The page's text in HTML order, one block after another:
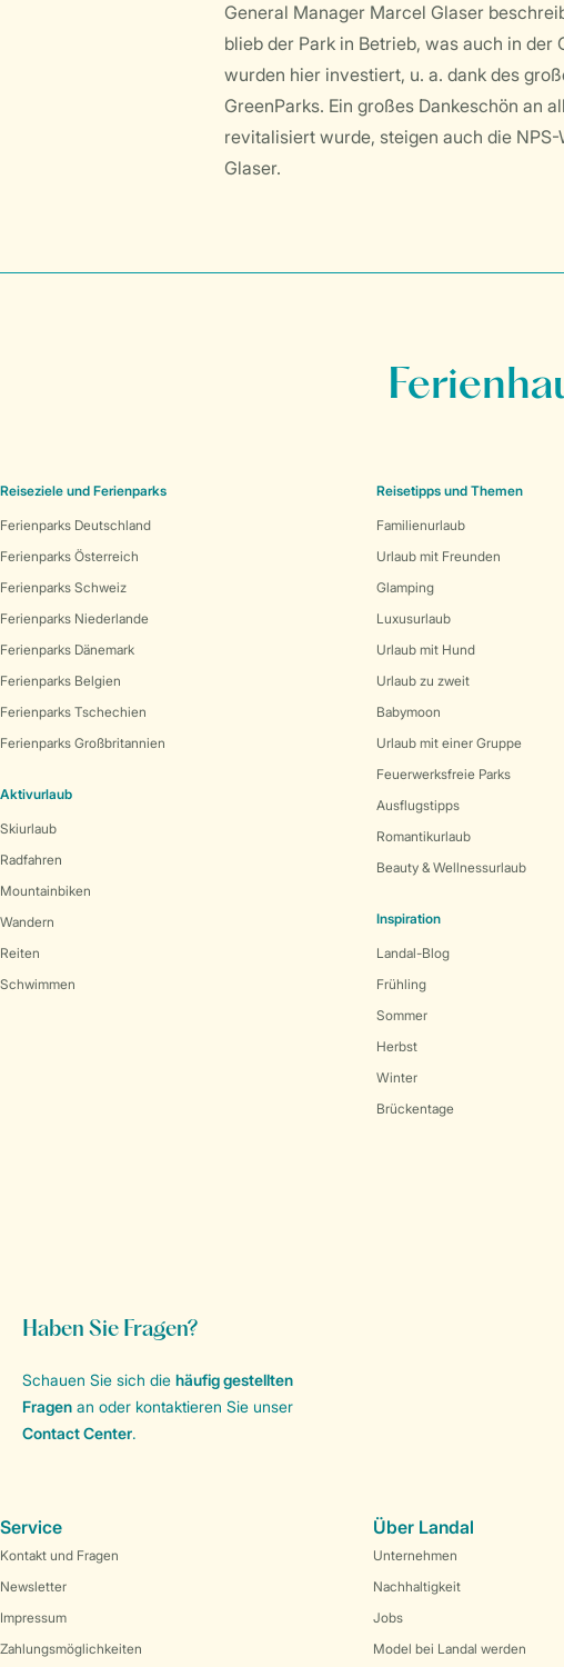
General Manager Marcel Glaser
blieb der Park in Betrieb, was auch in
wurden hier investiert, u. a. dank des
GreenParks. Ein großes Dankeschön an
revitalisiert wurde, steigen auch die
Glaser.
Reiseziele und Ferienparks
Ferienparks Deutschland
Ferienparks Österreich
Ferienparks Schweiz
Ferienparks Niederlande
Ferienparks Dänemark
Ferienparks Belgien
Ferienparks Tschechien
Ferienparks Großbritannien
Aktivurlaub
Skiurlaub
Radfahren
Mountainbiken
Wandern
Reiten
Schwimmen
Reisetipps und Themen
Familienurlaub
Urlaub mit Freunden
Glamping
Luxusurlaub
Urlaub mit Hund
Urlaub zu zweit
Babymoon
Urlaub mit einer Gruppe
Feuerwerksfreie Parks
Ausflugstipps
Romantikurlaub
Beauty & Wellnessurlaub
Inspiration
Landal-Blog
Frühling
Sommer
Herbst
Winter
Brückentage
Haben Sie Fragen?
Schauen Sie sich die häufig gestellten
Fragen an oder kontaktieren Sie unser
Contact Center.
Service
Kontakt und Fragen
Newsletter
Impressum
Zahlungsmöglichkeiten
Über Landal
Unternehmen
Nachhaltigkeit
Jobs
Model bei Landal werden